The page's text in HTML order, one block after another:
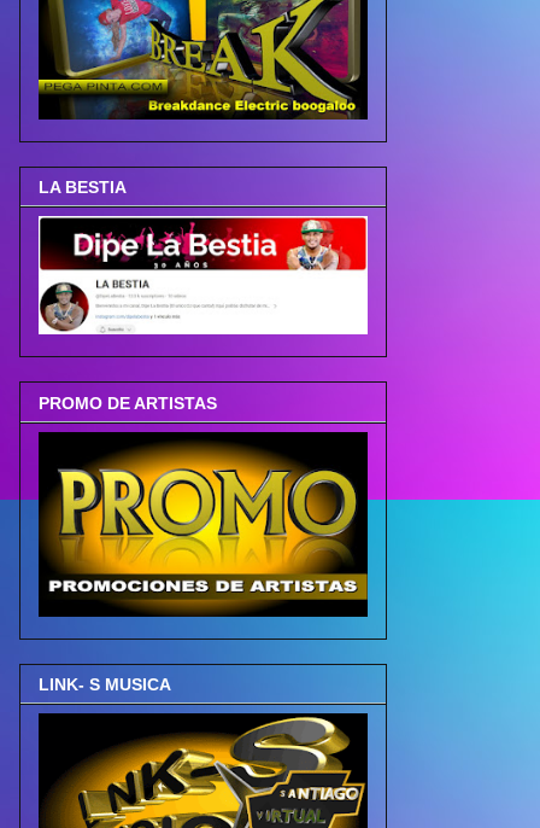
LA BESTIA
PROMO DE ARTISTAS
LINK- S MUSICA